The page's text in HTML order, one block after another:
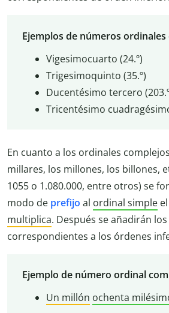
Ejemplos de números
Vigesimocuarto (24.º)
Trigesimoquinto (35.º)
Ducentésimo tercero
Tricentésimo
En cuanto a los ordinales
millares, los millones, los billones,
1055 o 1.080.000, entre otros) se
modo de prefijo al ordinal simple el
multiplica. Después se añadirán
correspondientes a los órdenes
Ejemplo de número ordinal
Un millón ochenta